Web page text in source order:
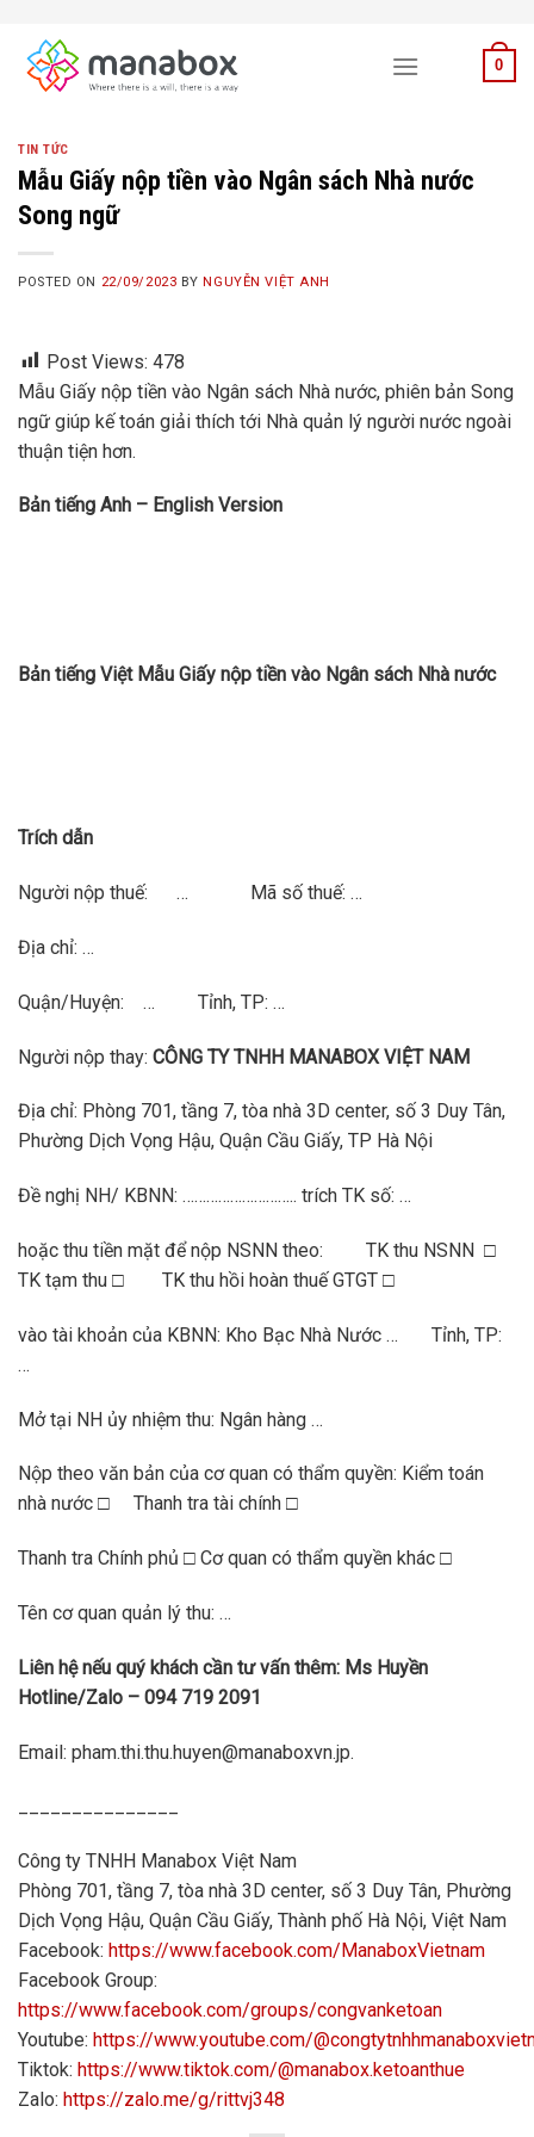
content
0
TIN TỨC
Mẫu Giấy nộp tiền vào Ngân sách Nhà nước
Song ngữ
POSTED ON 22/09/2023 BYNGUYỄN VIỆT ANH
Post Views: 478
Mẫu Giấy nộp tiền vào Ngân sách Nhà nước, phiên bản Song
ngữ giúp kế toán giải thích tới Nhà quản lý người nước ngoài
thuận tiện hơn.
Bản tiếng Anh – English Version
Bản tiếng Việt Mẫu Giấy nộp tiền vào Ngân sách Nhà nước
Trích dẫn
Người nộp thuế: … Mã số thuế: …
Địa chỉ: …
Quận/Huyện: … Tỉnh, TP: …
Người nộp thay: CÔNG TY TNHH MANABOX VIỆT NAM
Địa chỉ: Phòng 701, tầng 7, tòa nhà 3D center, số 3 Duy Tân,
Phường Dịch Vọng Hậu, Quận Cầu Giấy, TP Hà Nội
Đề nghị NH/ KBNN: ……………………….. trích TK số: …
hoặc thu tiền mặt để nộp NSNN theo: TK thu NSNN □
TK tạm thu □ TK thu hồi hoàn thuế GTGT □
vào tài khoản của KBNN: Kho Bạc Nhà Nước … Tỉnh, TP:
…
Mở tại NH ủy nhiệm thu: Ngân hàng …
Nộp theo văn bản của cơ quan có thẩm quyền: Kiểm toán
nhà nước □ Thanh tra tài chính □
Thanh tra Chính phủ □ Cơ quan có thẩm quyền khác □
Tên cơ quan quản lý thu: …
Liên hệ nếu quý khách cần tư vấn thêm: Ms Huyền
Hotline/Zalo – 094 719 2091
Email: pham.thi.thu.huyen@manaboxvn.jp.
Công ty TNHH Manabox Việt Nam
Phòng 701, tầng 7, tòa nhà 3D center, số 3 Duy Tân, Phường
Dịch Vọng Hậu, Quận Cầu Giấy, Thành phố Hà Nội, Việt Nam
Facebook: https://www.facebook.com/ManaboxVietnam
Facebook Group:
https://www.facebook.com/groups/congvanketoan
Youtube: https://www.youtube.com/
Tiktok: https://www.tiktok.com/@manabox.ketoanthue
Zalo: https://zalo.me/g/rittvj348